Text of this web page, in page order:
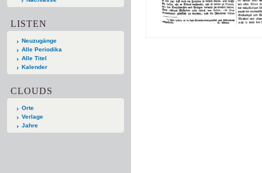
LISTEN
Neuzugänge
Alle Periodika
Alle Titel
Kalender
CLOUDS
Orte
Verlage
Jahre